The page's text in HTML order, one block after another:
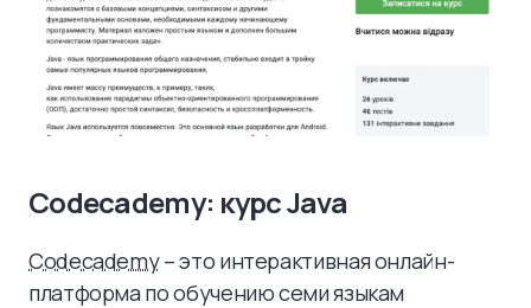
Codecademy: курс Java
Codecademy– это интерактивная онлайн-
платформа по обучению семи языкам